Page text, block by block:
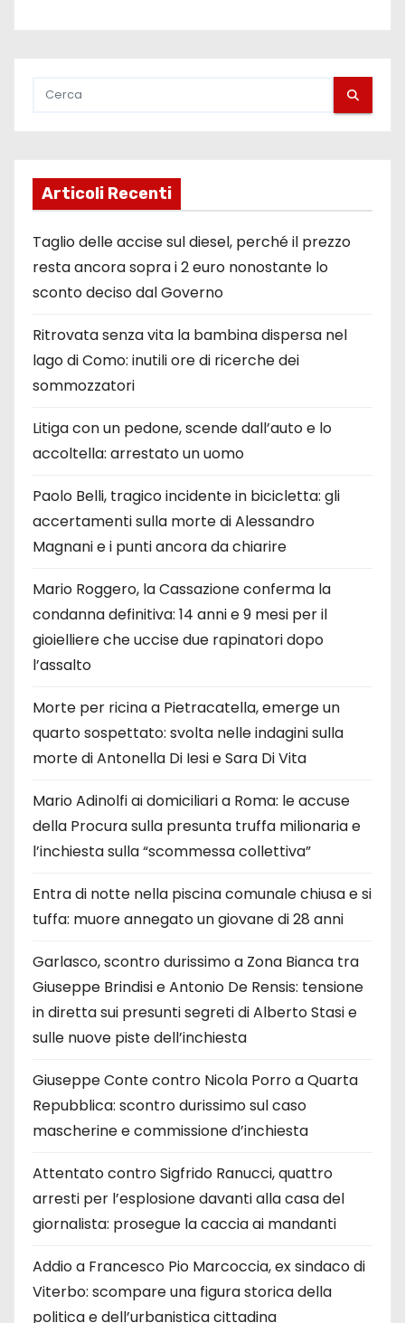
Articoli Recenti
Taglio delle accise sul diesel, perché il prezzo
resta ancora sopra i 2 euro nonostante lo
sconto deciso dal Governo
Ritrovata senza vita la bambina dispersa nel
lago di Como: inutili ore di ricerche dei
sommozzatori
Litiga con un pedone, scende dall’auto e lo
accoltella: arrestato un uomo
Paolo Belli, tragico incidente in bicicletta: gli
accertamenti sulla morte di Alessandro
Magnani e i punti ancora da chiarire
Mario Roggero, la Cassazione conferma la
condanna definitiva: 14 anni e 9 mesi per il
gioielliere che uccise due rapinatori dopo
l’assalto
Morte per ricina a Pietracatella, emerge un
quarto sospettato: svolta nelle indagini sulla
morte di Antonella Di Iesi e Sara Di Vita
Mario Adinolfi ai domiciliari a Roma: le accuse
della Procura sulla presunta truffa milionaria e
l’inchiesta sulla “scommessa collettiva”
Entra di notte nella piscina comunale chiusa e si
tuffa: muore annegato un giovane di 28 anni
Garlasco, scontro durissimo a Zona Bianca tra
Giuseppe Brindisi e Antonio De Rensis: tensione
in diretta sui presunti segreti di Alberto Stasi e
sulle nuove piste dell’inchiesta
Giuseppe Conte contro Nicola Porro a Quarta
Repubblica: scontro durissimo sul caso
mascherine e commissione d’inchiesta
Attentato contro Sigfrido Ranucci, quattro
arresti per l’esplosione davanti alla casa del
giornalista: prosegue la caccia ai mandanti
Addio a Francesco Pio Marcoccia, ex sindaco di
Viterbo: scompare una figura storica della
politica e dell’urbanistica cittadina